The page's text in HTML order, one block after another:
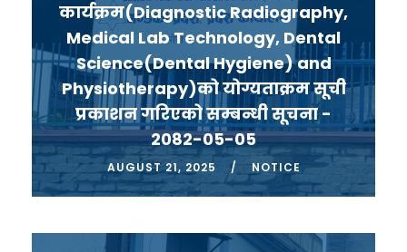
कार्यक्रम(Diagnostic Radiography,
Medical Lab Technology, Dental
Science(Dental Hygiene) and
Physiotherapy)को योग्यताक्रम सूची
प्रकाशन गरिएको सम्बन्धी सूचना -
2082-05-05
AUGUST 21, 2025 NOTICE